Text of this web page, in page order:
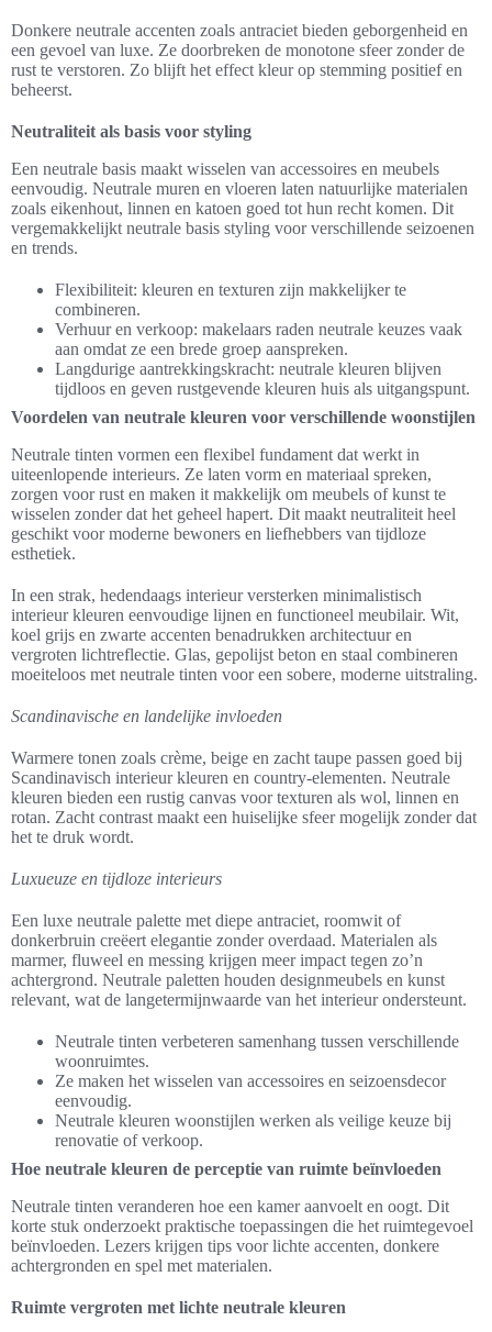
Donkere neutrale accenten zoals antraciet bieden geborgenheid en
een gevoel van luxe. Ze doorbreken de monotone sfeer zonder de
rust te verstoren. Zo blijft het effect kleur op stemming positief en
beheerst.
Neutraliteit als basis voor styling
Een neutrale basis maakt wisselen van accessoires en meubels
eenvoudig. Neutrale muren en vloeren laten natuurlijke materialen
zoals eikenhout, linnen en katoen goed tot hun recht komen. Dit
vergemakkelijkt neutrale basis styling voor verschillende seizoenen
en trends.
Flexibiliteit: kleuren en texturen zijn makkelijker te
combineren.
Verhuur en verkoop: makelaars raden neutrale keuzes vaak
aan omdat ze een brede groep aanspreken.
Langdurige aantrekkingskracht: neutrale kleuren blijven
tijdloos en geven rustgevende kleuren huis als uitgangspunt.
Voordelen van neutrale kleuren voor verschillende woonstijlen
Neutrale tinten vormen een flexibel fundament dat werkt in
uiteenlopende interieurs. Ze laten vorm en materiaal spreken,
zorgen voor rust en maken it makkelijk om meubels of kunst te
wisselen zonder dat het geheel hapert. Dit maakt neutraliteit heel
geschikt voor moderne bewoners en liefhebbers van tijdloze
esthetiek.
In een strak, hedendaags interieur versterken minimalistisch
interieur kleuren eenvoudige lijnen en functioneel meubilair. Wit,
koel grijs en zwarte accenten benadrukken architectuur en
vergroten lichtreflectie. Glas, gepolijst beton en staal combineren
moeiteloos met neutrale tinten voor een sobere, moderne uitstraling.
Scandinavische en landelijke invloeden
Warmere tonen zoals crème, beige en zacht taupe passen goed bij
Scandinavisch interieur kleuren en country-elementen. Neutrale
kleuren bieden een rustig canvas voor texturen als wol, linnen en
rotan. Zacht contrast maakt een huiselijke sfeer mogelijk zonder dat
het te druk wordt.
Luxueuze en tijdloze interieurs
Een luxe neutrale palette met diepe antraciet, roomwit of
donkerbruin creëert elegantie zonder overdaad. Materialen als
marmer, fluweel en messing krijgen meer impact tegen zo’n
achtergrond. Neutrale paletten houden designmeubels en kunst
relevant, wat de langetermijnwaarde van het interieur ondersteunt.
Neutrale tinten verbeteren samenhang tussen verschillende
woonruimtes.
Ze maken het wisselen van accessoires en seizoensdecor
eenvoudig.
Neutrale kleuren woonstijlen werken als veilige keuze bij
renovatie of verkoop.
Hoe neutrale kleuren de perceptie van ruimte beïnvloeden
Neutrale tinten veranderen hoe een kamer aanvoelt en oogt. Dit
korte stuk onderzoekt praktische toepassingen die het ruimtegevoel
beïnvloeden. Lezers krijgen tips voor lichte accenten, donkere
achtergronden en spel met materialen.
Ruimte vergroten met lichte neutrale kleuren